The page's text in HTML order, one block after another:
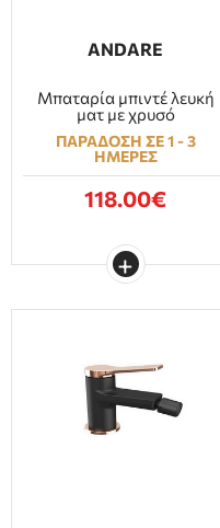
ANDARE
Μπαταρία μπιντέ λευκή
ματ με χρυσό
ΠΑΡΑΔΟΣΗ ΣΕ 1 - 3
ΗΜΕΡΕΣ
118.00€